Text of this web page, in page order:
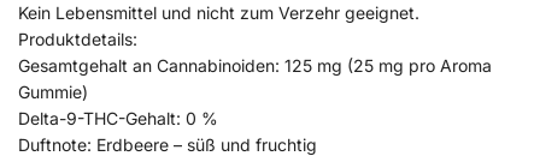
Kein Lebensmittel und nicht zum Verzehr geeignet.
Produktdetails:
Gesamtgehalt an Cannabinoiden: 125 mg (25 mg pro Aroma
Gummie)
Delta-9-THC-Gehalt: 0 %
Duftnote: Erdbeere – süß und fruchtig